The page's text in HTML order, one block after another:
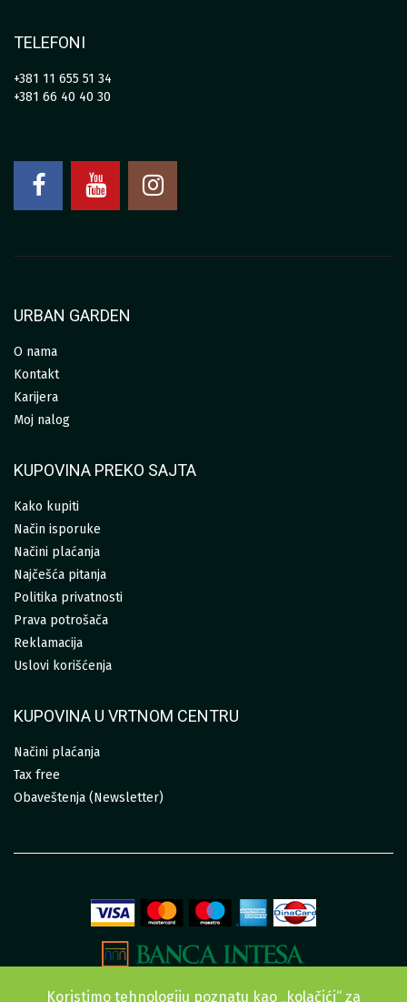
TELEFONI
+381 11 655 51 34
+381 66 40 40 30
URBAN GARDEN
O nama
Kontakt
Karijera
Moj nalog
KUPOVINA PREKO SAJTA
Kako kupiti
Način isporuke
Načini plaćanja
Najčešća pitanja
Politika privatnosti
Prava potrošača
Reklamacija
Uslovi korišćenja
KUPOVINA U VRTNOM CENTRU
Načini plaćanja
Tax free
Obaveštenja (Newsletter)
Koristimo tehnologiju poznatu kao „kolačići“ za